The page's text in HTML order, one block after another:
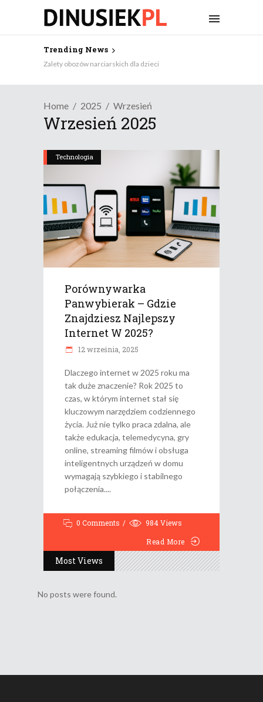
Trending News
Zalety obozów narciarskich dla dzieci
Home 2025 Wrzesień
Wrzesień 2025
Technologia
Porównywarka
Panwybierak – Gdzie
Znajdziesz Najlepszy
Internet W 2025?
12 września, 2025
Dlaczego internet w 2025 roku ma
tak duże znaczenie? Rok 2025 to
czas, w którym internet stał się
kluczowym narzędziem codziennego
życia. Już nie tylko praca zdalna, ale
także edukacja, telemedycyna, gry
online, streaming filmów i obsługa
inteligentnych urządzeń w domu
wymagają szybkiego i stabilnego
połączenia.
0 Comments 984Views
Read More
Most Views
No posts were found.